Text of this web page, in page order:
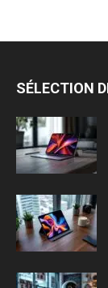
SÉLECTION